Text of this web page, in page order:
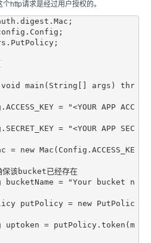
http请求是经过用户授权的。